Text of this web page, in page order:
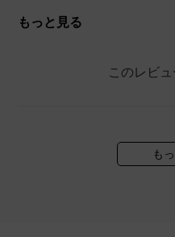
もっと見る
このレビ
も